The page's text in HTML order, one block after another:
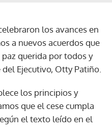
los avances en
a nuevos acuerdos que
querida por todos y
Ejecutivo, Otty Patiño.
los principios y
que el cese cumpla
el texto leído en el